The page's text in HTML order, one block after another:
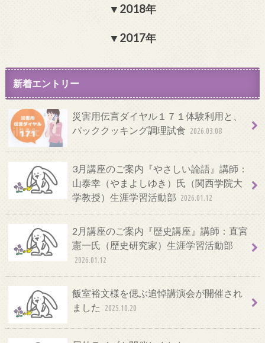
2018年
2017年
新着エントリー
災害用伝言ダイヤル１７１体験利用と、
パッククッキング調理試食 2026.03.08
3月講座のご案内『やさしい論語』講師：
山泰幸（やまよしゆき）氏（関西学院大
学教授）生涯学習活動部 2026.01.12
2月講座のご案内『歴史講座』講師：直宮
憲一氏（歴史研究家）生涯学習活動部
2026.01.12
飯室裕文様を偲ぶ追悼講演会が開催され
ました
2025.10.20